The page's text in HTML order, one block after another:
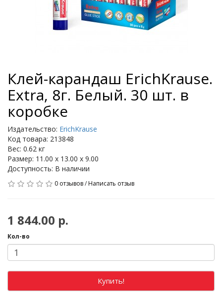
Клей-карандаш ErichKrause.
Extra, 8г. Белый. 30 шт. в
коробке
Издательство: ErichKrause
Код товара: 213848
Вес: 0.62 кг
Размер: 11.00 x 13.00 x 9.00
Доступность: В наличии
0 отзывов/Написать отзыв
1 844.00 р.
Кол-во
Купить!